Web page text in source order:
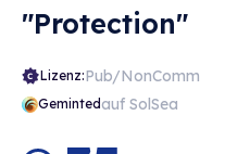
"Protection"
Lizenz:Pub/NonComm
Gemintedauf SolSea